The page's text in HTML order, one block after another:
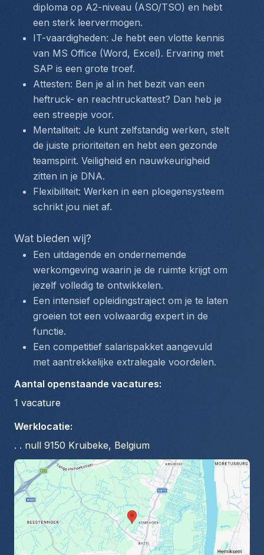
diploma op A2-niveau (ASO/TSO) en hebt
een sterk leervermogen.
IT-vaardigheden: Je hebt een vlotte kennis
van MS Office (Word, Excel). Ervaring met
SAP is een grote troef.
Attesten: Ben je al in het bezit van een
heftruck- en reachtruckattest? Dan heb je
een streepje voor.
Mentaliteit: Je kunt zelfstandig werken, stelt
de juiste prioriteiten en hebt een gezonde
teamspirit. Veiligheid en nauwkeurigheid
zitten in je DNA.
Flexibiliteit: Werken in een ploegensysteem
schrikt jou niet af.
Wat bieden wij?
Een uitdagende en ondernemende
werkomgeving waarin je de ruimte krijgt om
jezelf volledig te ontwikkelen.
Een intensief opleidingstraject om je te laten
groeien tot een volwaardig expert in de
functie.
Een competitief salarispakket aangevuld
met aantrekkelijke extralegale voordelen.
Aantal openstaande vacatures:
1 vacature
Werklocatie:
. . null 9150 Kruibeke, Belgium